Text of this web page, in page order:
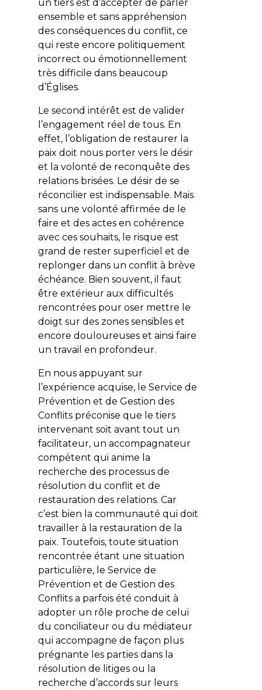
un tiers est d’accepter de parler
ensemble et sans appréhension
des conséquences du conflit, ce
qui reste encore politiquement
incorrect ou émotionnellement
très difficile dans beaucoup
d’Églises.
Le second intérêt est de valider
l’engagement réel de tous. En
effet, l’obligation de restaurer la
paix doit nous porter vers le désir
et la volonté de reconquête des
relations brisées. Le désir de se
réconcilier est indispensable. Mais
sans une volonté affirmée de le
faire et des actes en cohérence
avec ces souhaits, le risque est
grand de rester superficiel et de
replonger dans un conflit à brève
échéance. Bien souvent, il faut
être extérieur aux difficultés
rencontrées pour oser mettre le
doigt sur des zones sensibles et
encore douloureuses et ainsi faire
un travail en profondeur.
En nous appuyant sur
l’expérience acquise, le Service de
Prévention et de Gestion des
Conflits préconise que le tiers
intervenant soit avant tout un
facilitateur, un accompagnateur
compétent qui anime la
recherche des processus de
résolution du conflit et de
restauration des relations. Car
c’est bien la communauté qui doit
travailler à la restauration de la
paix. Toutefois, toute situation
rencontrée étant une situation
particulière, le Service de
Prévention et de Gestion des
Conflits a parfois été conduit à
adopter un rôle proche de celui
du conciliateur ou du médiateur
qui accompagne de façon plus
prégnante les parties dans la
résolution de litiges ou la
recherche d’accords sur leurs